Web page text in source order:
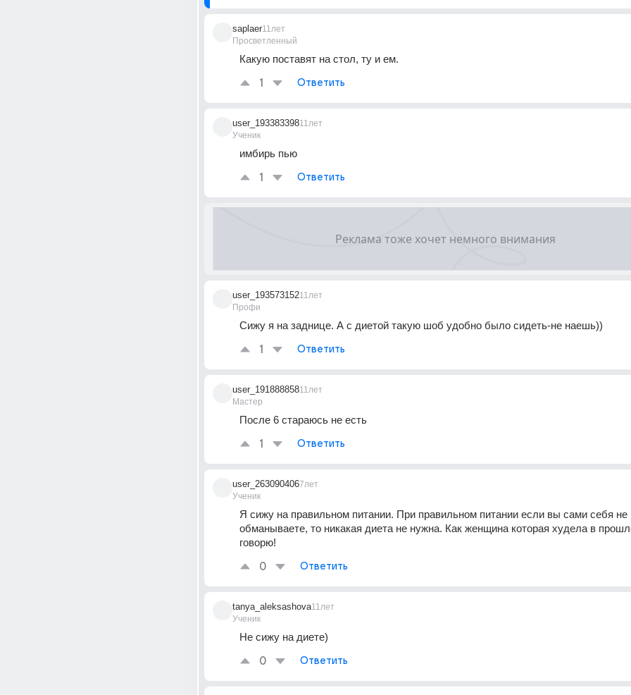
saplaer
Просветленный
11лет
Какую поставят на стол, ту и ем.
1 Ответить
user_193383398
Ученик
11лет
имбирь пью
1 Ответить
user_193573152
Профи
11лет
Сижу я на заднице. А с диетой такую шоб удобно было сидеть-не наешь))
1 Ответить
user_191888858
Мастер
11лет
После 6 стараюсь не есть
1 Ответить
user_263090406
Ученик
7лет
Я сижу на правильном питании. При правильном питании если вы сами себя не
обманываете, то никакая диета не нужна. Как женщина которая худела в
говорю!
0 Ответить
tanya_aleksashova
Ученик
11лет
Не сижу на диете)
0 Ответить